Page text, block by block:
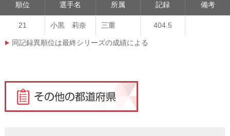
順位 選手名 所属 記録 備考
21 小黒 莉奈 三重 404.5
同記録異順位は最終シリーズの成績による